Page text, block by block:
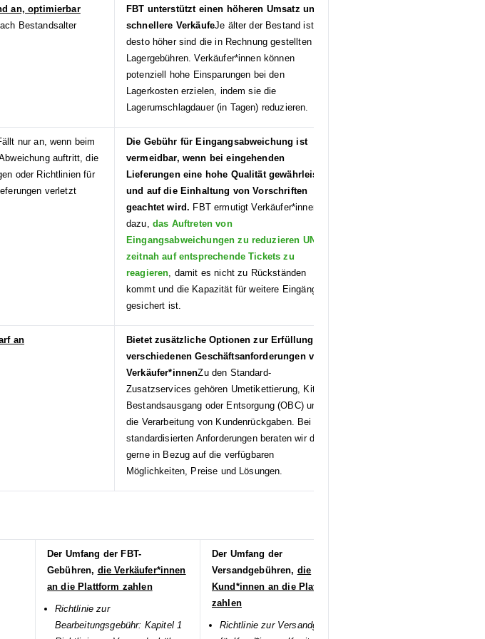
an, optimierbar
Bestandsalter
FBT unterstützt einen höheren Umsatz und
schnellere VerkäufeJe älter der Bestand ist,
desto höher sind die in Rechnung gestellten
Lagergebühren. Verkäufer*innen können
potenziell hohe Einsparungen bei den
Lagerkosten erzielen, indem sie die
Lagerumschlagdauer (in Tagen) reduzieren.
nur an, wenn beim
auftritt, die
oder Richtlinien für
verletzt
Die Gebühr für Eingangsabweichung ist
vermeidbar, wenn bei eingehenden
Lieferungen eine hohe Qualität gewährleistet
und auf die Einhaltung von Vorschriften
geachtet wird. FBT ermutigt Verkäufer*innen
dazu, das Auftreten von
Eingangsabweichungen zu reduzieren UND
zeitnah auf entsprechende Tickets zu
reagieren, damit es nicht zu Rückständen
kommt und die Kapazität für weitere Eingänge
gesichert ist.
an
Bietet zusätzliche Optionen zur Erfüllung der
verschiedenen Geschäftsanforderungen von
Verkäufer*innenZu den Standard-
Zusatzservices gehören Umetikettierung, Kitting,
Bestandsausgang oder Entsorgung (OBC) und
die Verarbeitung von Kundenrückgaben. Bei nicht
standardisierten Anforderungen beraten wir dich
gerne in Bezug auf die verfügbaren
Möglichkeiten, Preise und Lösungen.
Der Umfang der FBT-
Gebühren, die Verkäufer*innen
an die Plattform zahlen
Richtlinie zur
Bearbeitungsgebühr: Kapitel 1
Der Umfang der
Versandgebühren, die
Kund*innen an die Plattform
zahlen
Richtlinie zur Versandgebühr